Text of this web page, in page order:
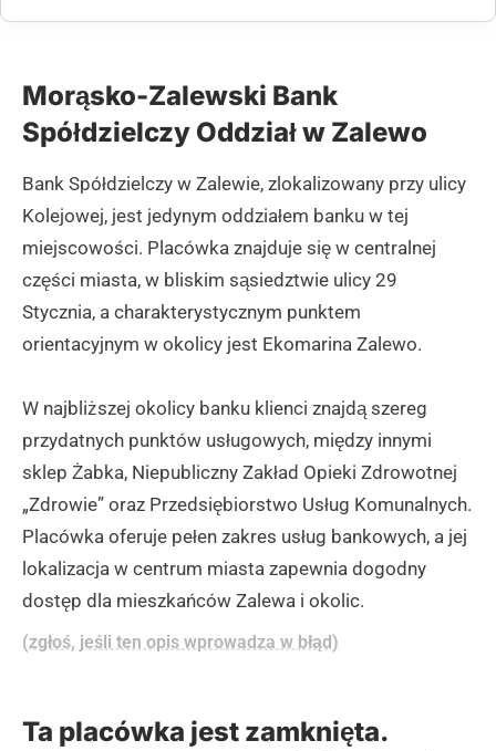
Morąsko-Zalewski Bank
Spółdzielczy Oddział w Zalewo
Bank Spółdzielczy w Zalewie, zlokalizowany przy ulicy
Kolejowej, jest jedynym oddziałem banku w tej
miejscowości. Placówka znajduje się w centralnej
części miasta, w bliskim sąsiedztwie ulicy 29
Stycznia, a charakterystycznym punktem
orientacyjnym w okolicy jest Ekomarina Zalewo.
W najbliższej okolicy banku klienci znajdą szereg
przydatnych punktów usługowych, między innymi
sklep Żabka, Niepubliczny Zakład Opieki Zdrowotnej
„Zdrowie” oraz Przedsiębiorstwo Usług Komunalnych.
Placówka oferuje pełen zakres usług bankowych, a jej
lokalizacja w centrum miasta zapewnia dogodny
dostęp dla mieszkańców Zalewa i okolic.
(zgłoś, jeśli ten opis wprowadza w błąd)
Ta placówka jest zamknięta.